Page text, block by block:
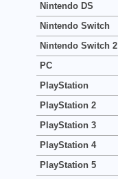
Nintendo DS
Nintendo Switch
Nintendo Switch 2
PC
PlayStation
PlayStation 2
PlayStation 3
PlayStation 4
PlayStation 5